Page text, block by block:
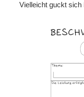
Spreadshirt
Vielleicht guckt